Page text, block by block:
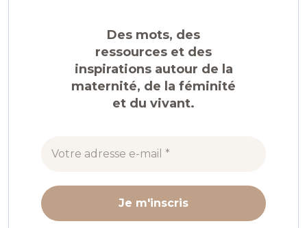
Des mots, des
ressources et des
inspirations autour de la
maternité, de la féminité
et du vivant.